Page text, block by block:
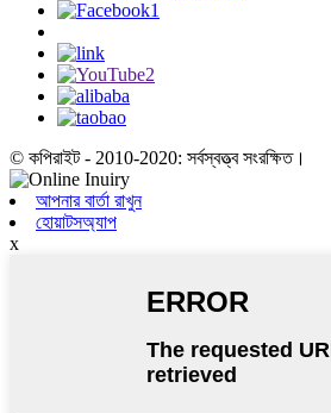
© কপিরাইট - 2010-2020: সর্বস্বত্ত্ব সংরক্ষিত।
আপনার বার্তা রাখুন
হোয়াটসঅ্যাপ
x